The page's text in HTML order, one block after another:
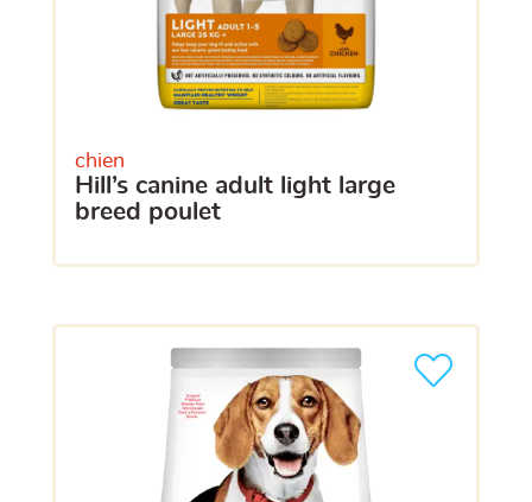
chien
hill’s canine adult light large
breed poulet